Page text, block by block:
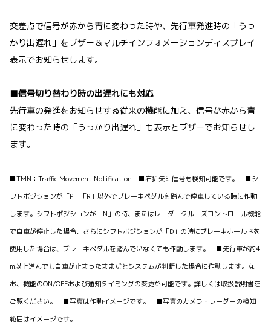
交差点で信号が赤から青に変わった時や、先行車発進時の「うっ
かり出遅れ」をブザー＆マルチインフォメーションディスプレイ
表示でお知らせします。
■信号切り替わり時の出遅れにも対応
先行車の発進をお知らせする従来の機能に加え、信号が赤から青
に変わった時の「うっかり出遅れ」も表示とブザーでお知らせし
ます。
■TMN：Traffic Movement Notification ■右折矢印信号も検知可能です。 ■シ
フトポジションが「P」「R」以外でブレーキペダルを踏んで停車している時に作動
します。シフトポジションが「N」の時、またはレーダークルーズコントロール機能
で自車が停止した場合、さらにシフトポジションが「D」の時にブレーキホールドを
使用した場合は、ブレーキペダルを踏んでいなくても作動します。 ■先行車が約4
m以上進んでも自車が止まったままだとシステムが判断した場合に作動します。な
お、機能のON/OFFおよび通知タイミングの変更が可能です。詳しくは取扱説明書を
ご覧ください。 ■写真は作動イメージです。 ■写真のカメラ・レーダーの検知
範囲はイメージです。